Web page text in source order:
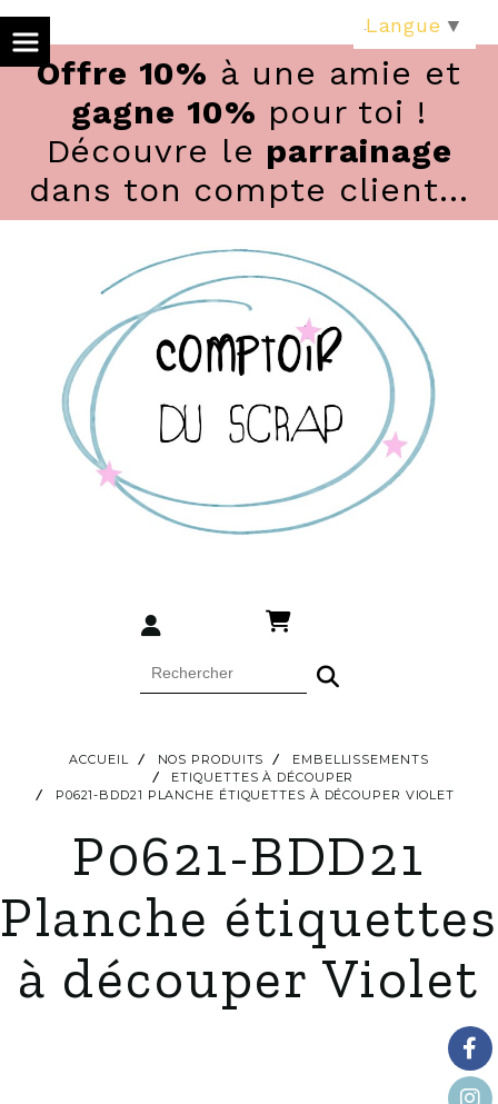
Offre 10% à une amie et
gagne 10% pour toi !
Découvre le parrainage
dans ton compte client...
ACCUEIL NOS PRODUITS
EMBELLISSEMENTS
ETIQUETTES À DÉCOUPER
P0621-BDD21 PLANCHE ÉTIQUETTES À DÉCOUPER VIOLET
P0621-BDD21
Planche étiquettes
à découper Violet
Langue ▼